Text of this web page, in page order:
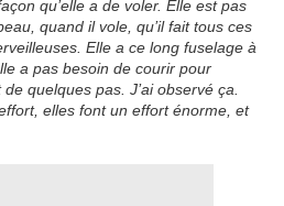
qu’elle a de voler. Elle est pas
quand il vole, qu’il fait tous ces
Elle a ce long fuselage à
a pas besoin de courir pour
quelques pas. J’ai observé ça.
elles font un effort énorme, et